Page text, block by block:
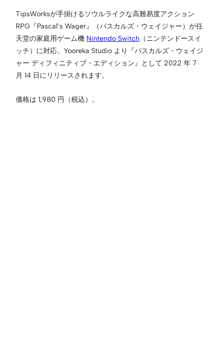
TipsWorksが手掛けるソウルライクな高難易度アクション
RPG『Pascal’s Wager』（パスカルズ・ウェイジャー）が任
天堂の家庭用ゲーム機 Nintendo Switch （ニンテンドースイ
ッチ）に対応。Yooreka Studio より『パスカルズ・ウェイジ
ャー ディフィニティブ・エディション』として 2022 年 7
月 14 日にリリースされます。
価格は 1,980 円（税込）。